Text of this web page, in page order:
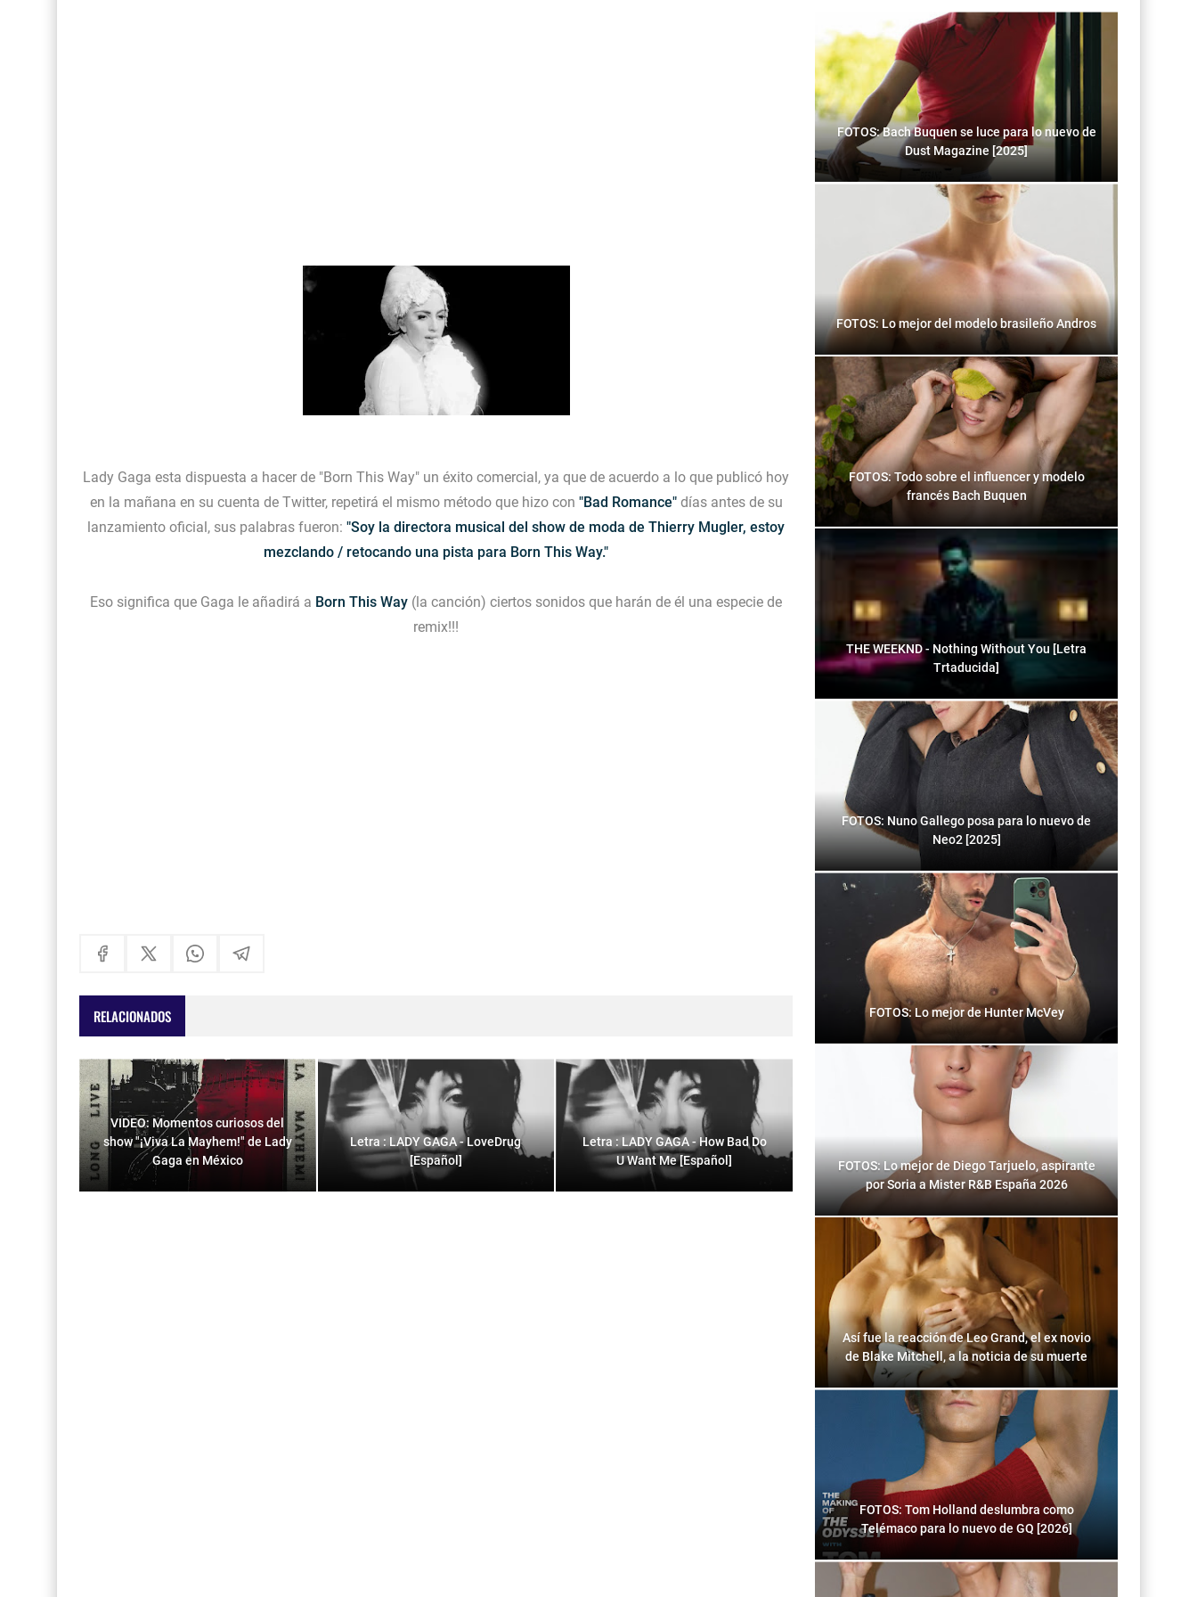
Lady Gaga esta dispuesta a hacer de "Born This Way" un éxito comercial, ya que de acuerdo a lo que publicó hoy
en la mañana en su cuenta de Twitter, repetirá el mismo método que hizo con "Bad Romance"días antes de su
lanzamiento oficial, sus palabras fueron: "Soy la directora musical del show de moda de Thierry Mugler, estoy
mezclando / retocando una pista para Born This Way."
Eso significa que Gaga le añadirá a Born This Way (la canción) ciertos sonidos que harán de él una especie de
remix!!!
RELACIONADOS
VIDEO: Momentos curiosos del
show "¡Viva La Mayhem!" de Lady
Gaga en México
Letra : LADY GAGA - LoveDrug
[Español]
Letra : LADY GAGA - How Bad Do
U Want Me [Español]
FOTOS: Bach Buquen se luce para lo nuevo de
Dust Magazine [2025]
FOTOS: Lo mejor del modelo brasileño Andros
FOTOS: Todo sobre el influencer y modelo
francés Bach Buquen
THE WEEKND - Nothing Without You [Letra
Trtaducida]
FOTOS: Nuno Gallego posa para lo nuevo de
Neo2 [2025]
FOTOS: Lo mejor de Hunter McVey
FOTOS: Lo mejor de Diego Tarjuelo, aspirante
por Soria a Mister R&B España 2026
Así fue la reacción de Leo Grand, el ex novio
de Blake Mitchell, a la noticia de su muerte
FOTOS: Tom Holland deslumbra como
Telémaco para lo nuevo de GQ [2026]